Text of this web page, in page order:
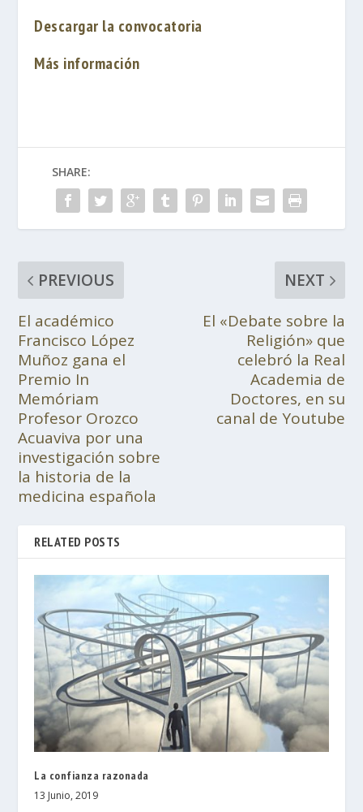
Descargar la convocatoria
Más información
SHARE:
PREVIOUS
El académico
Francisco López
Muñoz gana el
Premio In
Memóriam
Profesor Orozco
Acuaviva por una
investigación sobre
la historia de la
medicina española
NEXT
El «Debate sobre la
Religión» que
celebró la Real
Academia de
Doctores, en su
canal de Youtube
RELATED POSTS
La confianza razonada
13 Junio, 2019